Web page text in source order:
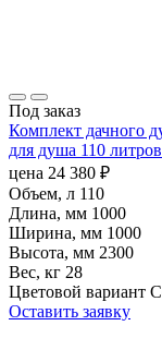
Под заказ
Комплект дачного
для душа 110
цена 24 380 ₽
Объем, л 110
Длина, мм 1000
Ширина, мм 1000
Высота, мм 2300
Вес, кг 28
Цветовой вариант
Оставить заявку